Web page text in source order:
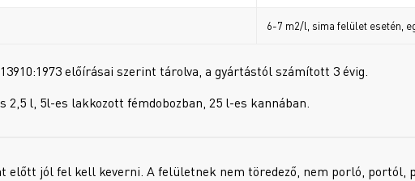
6-7 m2/l, sima felület esetén,
előírásai szerint tárolva, a gyártástól számított 3 évig.
2,5 l, 5l-es lakkozott fémdobozban, 25 l-es kannában.
előtt jól fel kell keverni. A felületnek nem töredező, nem porló, portól,